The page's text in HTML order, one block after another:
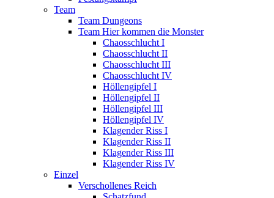
Team
Team Dungeons
Team Hier kommen die Monster
Chaosschlucht I
Chaosschlucht II
Chaosschlucht III
Chaosschlucht IV
Höllengipfel I
Höllengipfel II
Höllengipfel III
Höllengipfel IV
Klagender Riss I
Klagender Riss II
Klagender Riss III
Klagender Riss IV
Einzel
Verschollenes Reich